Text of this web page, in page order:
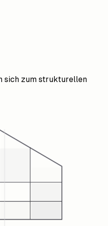
sich zum strukturellen